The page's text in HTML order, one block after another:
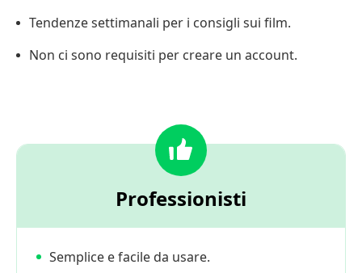
Tendenze settimanali per i consigli sui film.
Non ci sono requisiti per creare un account.
Professionisti
Semplice e facile da usare.